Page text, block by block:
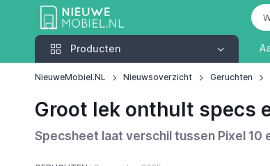
Producten
Producten
NieuweMobiel.NL Nieuwsoverzicht Geruchten
Groot lek onthult specs
Specsheet laat verschil tussen Pixel 10